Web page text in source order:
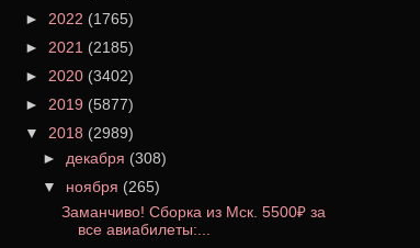
► 2022 (1765)
► 2021 (2185)
► 2020 (3402)
► 2019 (5877)
▼ 2018 (2989)
► декабря (308)
▼ ноября (265)
Заманчиво! Сборка из Мск. 5500₽ за
все авиабилеты:...